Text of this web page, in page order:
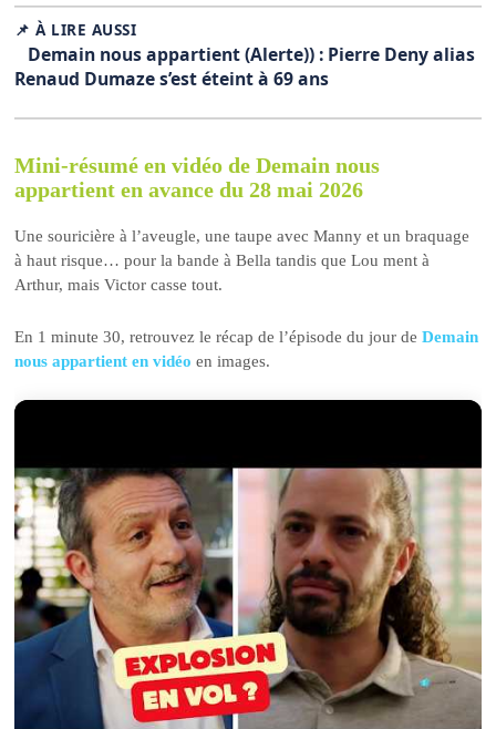
📌 À LIRE AUSSI
Demain nous appartient (Alerte)) : Pierre Deny alias
Renaud Dumaze s’est éteint à 69 ans
Mini-résumé en vidéo de Demain nous
appartient en avance du 28 mai 2026
Une souricière à l’aveugle, une taupe avec Manny et un braquage
à haut risque… pour la bande à Bella tandis que Lou ment à
Arthur, mais Victor casse tout.
En 1 minute 30, retrouvez le récap de l’épisode du jour deDemain
nous appartient en vidéo en images.